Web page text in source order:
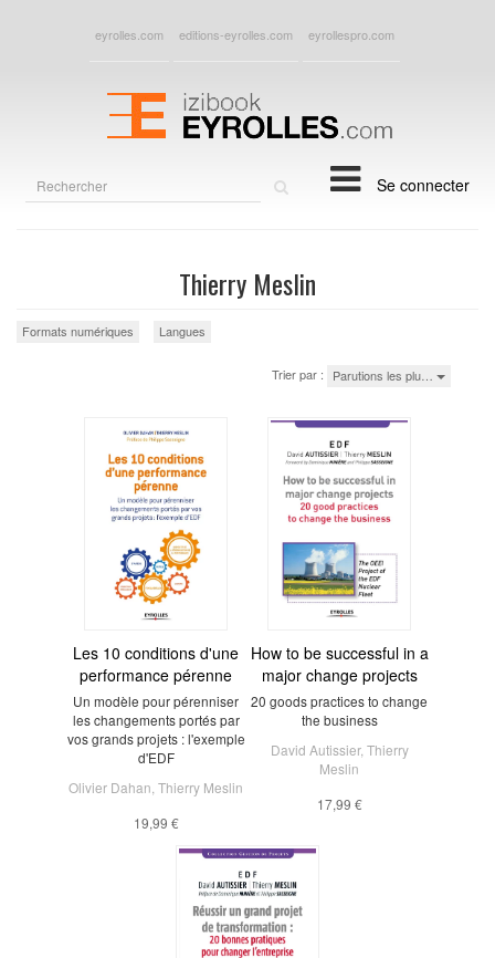
eyrolles.com editions-eyrolles.com eyrollespro.com
Se connecter
Thierry Meslin
Formats numériques Langues
Trier par : Parutions les plu…
Les 10 conditions d'une
performance pérenne
Un modèle pour pérenniser
les changements portés par
vos grands projets : l'exemple
d'EDF
Olivier Dahan Thierry Meslin
19,99 €
How to be successful in a
major change projects
20 goods practices to change
the business
David Autissier, Thierry
Meslin
17,99 €